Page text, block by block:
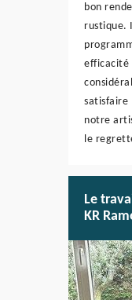
bon
rustique.
efficacité
satisfaire
notre
le
Le
KR